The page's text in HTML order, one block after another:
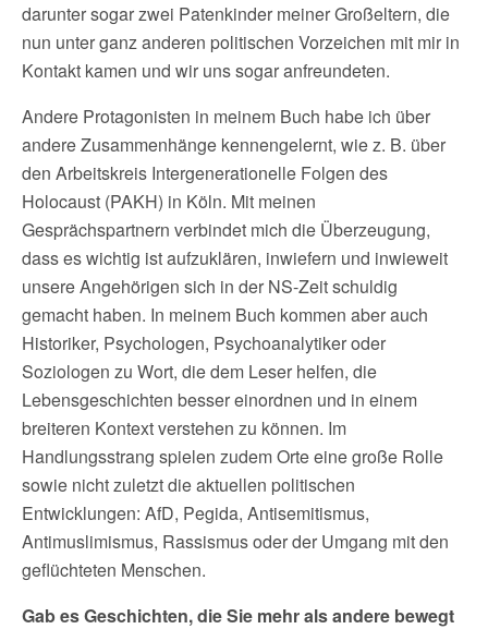
darunter sogar zwei Patenkinder meiner Großeltern, die
nun unter ganz anderen politischen Vorzeichen mit mir in
Kontakt kamen und wir uns sogar anfreundeten.
Andere Protagonisten in meinem Buch habe ich über
andere Zusammenhänge kennengelernt, wie z. B. über
den Arbeitskreis Intergenerationelle Folgen des
Holocaust (PAKH) in Köln. Mit meinen
Gesprächspartnern verbindet mich die Überzeugung,
dass es wichtig ist aufzuklären, inwiefern und inwieweit
unsere Angehörigen sich in der NS-Zeit schuldig
gemacht haben. In meinem Buch kommen aber auch
Historiker, Psychologen, Psychoanalytiker oder
Soziologen zu Wort, die dem Leser helfen, die
Lebensgeschichten besser einordnen und in einem
breiteren Kontext verstehen zu können. Im
Handlungsstrang spielen zudem Orte eine große Rolle
sowie nicht zuletzt die aktuellen politischen
Entwicklungen: AfD, Pegida, Antisemitismus,
Antimuslimismus, Rassismus oder der Umgang mit den
geflüchteten Menschen.
Gab es Geschichten, die Sie mehr als andere bewegt